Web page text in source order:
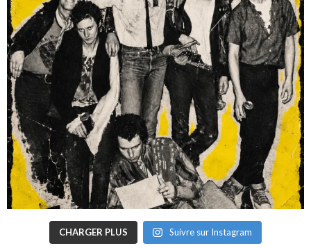
CHARGER PLUS Suivre sur Instagram